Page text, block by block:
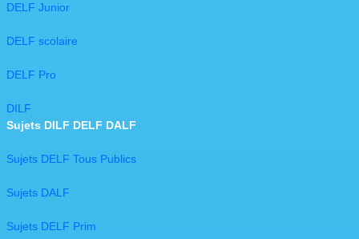
DELF Junior
DELF scolaire
DELF Pro
DILF
Sujets DILF DELF DALF
Sujets DELF Tous Publics
Sujets DALF
Sujets DELF Prim